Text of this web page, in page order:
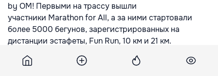
by OM! Первыми на трассу вышли
участники Marathon for All, а за ними стартовали
более 5000 бегунов, зарегистрированных на
дистанции эстафеты, Fun Run, 10 км и 21 км.
Молдове, которое включает
эстафетный забег
—